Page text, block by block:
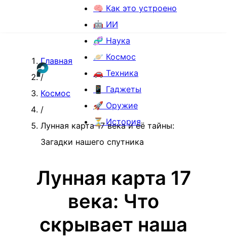
🧠 Как это устроено
🤖 ИИ
🧬 Наука
🪐 Космос
🚗 Техника
📱 Гаджеты
🚀 Оружие
⏳ История
Главная
/
Космос
/
Лунная карта 17 века и её тайны:
Загадки нашего спутника
Лунная карта 17
века: Что
скрывает наша